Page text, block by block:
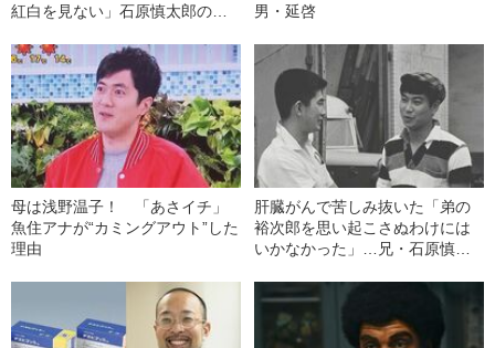
紅白を見ない」石原慎太郎の四
『石原家のお正月』
男・延啓
母は浅野温子！ 「あさイチ」
魚住アナが“カミングアウト”した
理由
肝臓がんで苦しみ抜いた「弟の
裕次郎を思い起こさぬわけには
いかなかった」…兄・石原慎太